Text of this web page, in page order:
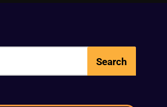
Search